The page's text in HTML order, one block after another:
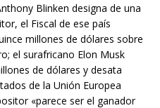
Blinken designa de una
el Fiscal de ese país
millones de dólares sobre
el surafricano Elon Musk
de dólares y desata
de la Unión Europea
«parece ser el ganador